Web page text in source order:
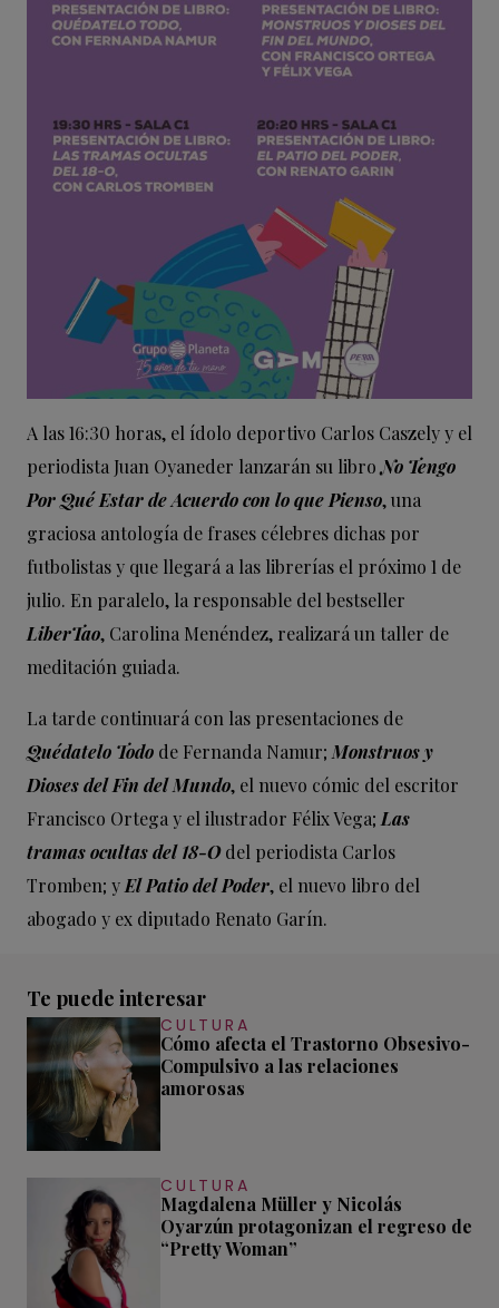
A las 16:30 horas, el ídolo deportivo Carlos Caszely y el
periodista Juan Oyaneder lanzarán su libroNo Tengo
Por Qué Estar de Acuerdo con lo que Pienso, una
graciosa antología de frases célebres dichas por
futbolistas y que llegará a las librerías el próximo 1 de
julio. En paralelo, la responsable del bestseller
LiberTao, Carolina Menéndez, realizará un taller de
meditación guiada.
La tarde continuará con las presentaciones de
Quédatelo Todo de Fernanda Namur; Monstruos y
Dioses del Fin del Mundo, el nuevo cómic del escritor
Francisco Ortega y el ilustrador Félix Vega; Las
tramas ocultas del 18-Odel periodista Carlos
Tromben; y El Patio del Poder, el nuevo libro del
abogado y ex diputado Renato Garín.
Te puede interesar
CULTURA
Cómo afecta el Trastorno Obsesivo-
Compulsivo a las relaciones
amorosas
CULTURA
Magdalena Müller y Nicolás
Oyarzún protagonizan el regreso de
“Pretty Woman”